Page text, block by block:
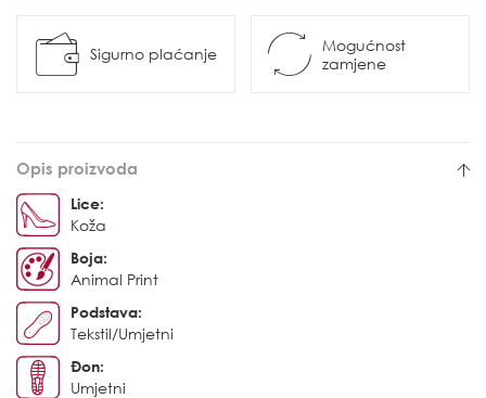
Sigurno plaćanje
Mogućnost
zamjene
Opis proizvoda
Lice:
Koža
Boja:
Animal Print
Podstava:
Tekstil/Umjetni
Đon:
Umjetni